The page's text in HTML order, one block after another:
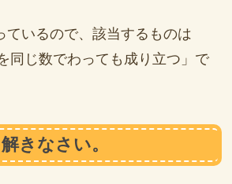
ているので、該当するものは
同じ数でわっても成り立つ」で
きなさい。